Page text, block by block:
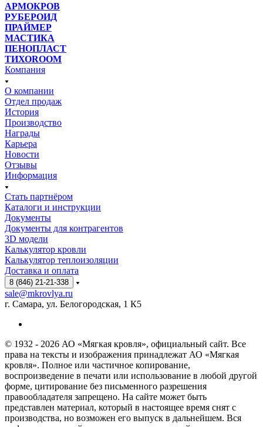
АРМОКРОВ
РУБЕРОИД
ПРАЙМЕР
МАСТИКА
ПЕНОПЛАСТ
ТИХОROOM
Компания
О компании
Отдел продаж
История
Производство
Награды
Карьера
Новости
Отзывы
Информация
Стать партнёром
Каталоги и инструкции
Документы
Документы для контрагентов
3D модели
Калькулятор кровли
Калькулятор теплоизоляции
Доставка и оплата
8 (846) 21-21-338
sale@mkrovlya.ru
г. Самара, ул. Белогородская, 1 К5
© 1932 - 2026 АО «Мягкая кровля», официальный сайт. Все
права на тексты и изображения принадлежат АО «Мягкая
кровля». Полное или частичное копирование,
воспроизведение в печати или использование в любой другой
форме, цитирование без письменного разрешения
правообладателя запрещено. На сайте может быть
представлен материал, который в настоящее время снят с
производства, но возможен его выпуск в дальнейшем. Вся